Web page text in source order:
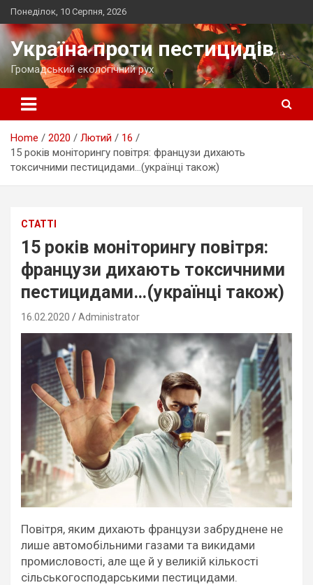
Skip
to
content
Понеділок, 10 Серпня, 2026
Україна проти пестицидів
Громадський екологічний рух
Home 2020 Лютий
16
15 років моніторингу повітря: французи дихають
токсичними пестицидами…(українці також)
СТАТТІ
15 років моніторингу повітря:
французи дихають токсичними
пестицидами…(українці також)
16.02.2020 Administrator
Повітря, яким дихають французи забруднене не
лише автомобільними газами та викидами
промисловості, але ще й у великій кількості
сільськогосподарськими пестицидами.